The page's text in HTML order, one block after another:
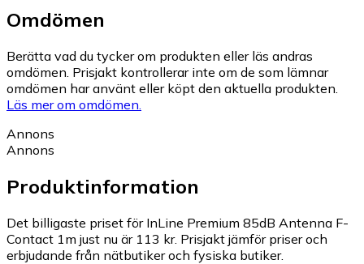
Omdömen
Berätta vad du tycker om produkten eller läs andras
omdömen. Prisjakt kontrollerar inte om de som lämnar
omdömen har använt eller köpt den aktuella produkten.
Läs mer om omdömen.
Annons
Annons
Produktinformation
Det billigaste priset för InLine Premium 85dB Antenna F-
Contact 1m just nu är 113 kr. Prisjakt jämför priser och
erbjudande från nätbutiker och fysiska butiker.